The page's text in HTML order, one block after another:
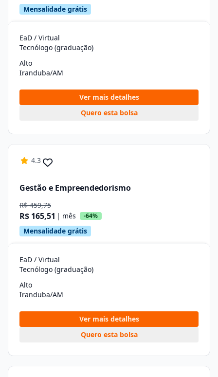
Mensalidade grátis
EaD / Virtual
Tecnólogo (graduação)
Alto
Iranduba/AM
Ver mais detalhes
Quero esta bolsa
4.3
Gestão e Empreendedorismo
R$ 459,75
R$ 165,51 | mês -64%
Mensalidade grátis
EaD / Virtual
Tecnólogo (graduação)
Alto
Iranduba/AM
Ver mais detalhes
Quero esta bolsa